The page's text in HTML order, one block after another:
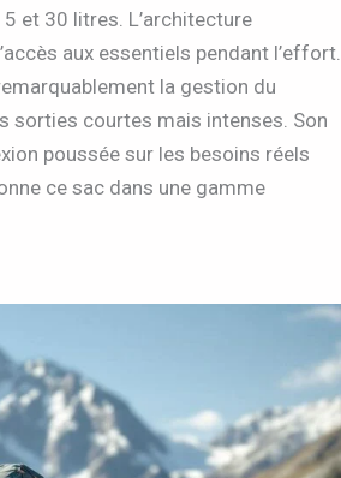
et 30 litres. L’architecture
aux essentiels pendant l’effort.
la gestion du
sorties courtes mais intenses. Son
poussée sur les besoins réels
ce sac dans une gamme